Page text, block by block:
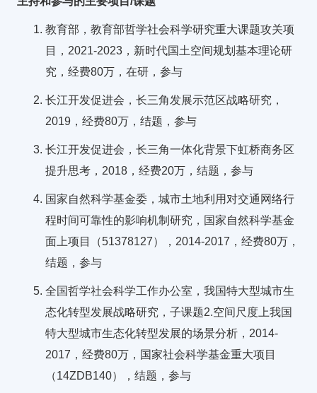
教育部，教育部哲学社会科学研究重大课题攻关项
目，2021-2023，新时代国土空间规划基本理论研
究，经费80万，在研，参与
长江开发促进会，长三角发展示范区战略研究，
2019，经费80万，结题，参与
长江开发促进会，长三角一体化背景下虹桥商务区
提升思考，2018，经费20万，结题，参与
国家自然科学基金委，城市土地利用对交通网络行
程时间可靠性的影响机制研究，国家自然科学基金
面上项目（51378127），2014-2017，经费80万，
结题，参与
全国哲学社会科学工作办公室，我国特大型城市生
态化转型发展战略研究，子课题2.空间尺度上我国
特大型城市生态化转型发展的场景分析，2014-
2017，经费80万，国家社会科学基金重大项目
（14ZDB140），结题，参与